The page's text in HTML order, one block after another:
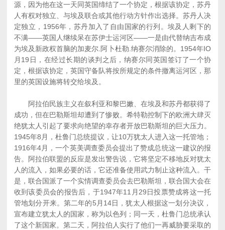
源，因为他在这一天同英国缔结了一个协定，根据该协定，苏丹
人有权对独立、与埃及联合或其他行动方针作出选择。苏丹人决
定独立，1956年，苏丹加入了自由国家的行列。埃及人剩下的
不满――英国人继续呆在苏伊士运河区――一是由代替纳吉布成
为埃及新政权首脑的加麦尔.阿卜杜勒.纳赛尔消除的。1954年IO
月19日，在经过长期的谈判之后，纳赛尔同英国签订了一个协
定，根据该协定，英国守备队将按所规定的条件撤离运河区，那
里的英国设施将转交给埃及。
阿拉伯民族主义在叙利亚和黎巴嫩、在埃及和苏丹都获得了
成功，但在巴勒斯坦却遭到了惨败。希特勒控制下的欧洲大肆灭
绝犹太人引起了要求向绝望的幸存者开放巴勒斯坦的巨大压力。
1945年8月，杜鲁门总统提议，让10万犹太人进入这一托管地；
1916年4月，一个英美调查委员会提出了赞成总统这一建议的报
告。阿拉伯联盟的反应是发出警告说，它将坚定不移地反对犹太
人的流入，如果必要的话，它还准备使用武力制止这种流入。干
是，联合国派了一个实情调查委员会去巴勒斯坦，联合国大会在
收到该委员会的报告后，于1947年11月29日投票赞成将这一托
管地划分开来。第二年的5月14日，犹太人根据这一划分决议，
宣布建立犹太人的国家，称为以色列；同一天，杜鲁门总统承认
了这个新国家。第二天，阿拉伯人实行了他们一再威胁要采取的